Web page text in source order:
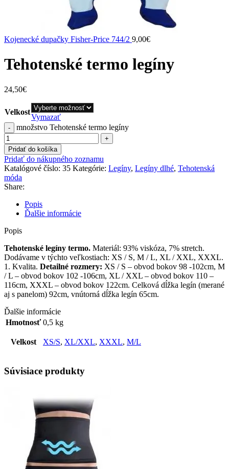
Kojenecké dupačky Fisher-Price 744/2 9,00€
Tehotenské termo legíny
24,50€
Velkost
Vymazať
množstvo Tehotenské termo legíny
Pridať do košíka
Pridať do nákupného zoznamu
Katalógové číslo: 35 Kategórie: Legíny, Legíny dlhé, Tehotenská
móda
Share:
Popis
Ďalšie informácie
Popis
Tehotenské legíny termo. Materiál: 93% viskóza, 7% stretch.
Dodávame v týchto veľkostiach: XS / S, M / L, XL / XXL, XXXL.
1. Kvalita. Detailné rozmery: XS / S – obvod bokov 98 -102cm, M
/ L – obvod bokov 102 -106cm, XL / XXL – obvod bokov 110 –
116cm, XXXL – obvod bokov 122cm. Celková dĺžka legín (merané
aj s panelom) 92cm, vnútorná dĺžka legín 65cm.
Ďalšie informácie
Hmotnosť 0,5 kg
Velkost XS/S, XL/XXL, XXXL, M/L
Súvisiace produkty